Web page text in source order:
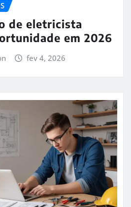
de eletricista
em 2026
fev 4, 2026